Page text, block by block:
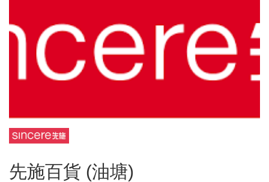
先施百貨 (油塘)